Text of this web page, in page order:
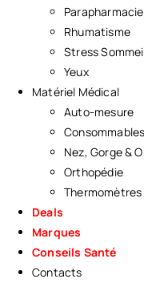
Rhumatisme
Stress
Yeux
Matériel Médical
Auto-mesure
Consommables
Nez, Gorge &
Orthopédie
Thermomètres
Deals
Marques
Conseils Santé
Contacts